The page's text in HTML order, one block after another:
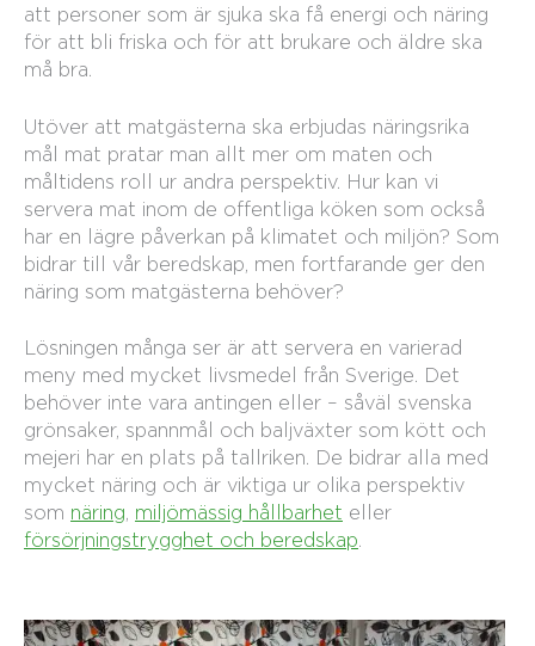
att personer som är sjuka ska få energi och näring
för att bli friska och för att brukare och äldre ska
må bra.
Utöver att matgästerna ska erbjudas näringsrika
mål mat pratar man allt mer om maten och
måltidens roll ur andra perspektiv. Hur kan vi
servera mat inom de offentliga köken som också
har en lägre påverkan på klimatet och miljön? Som
bidrar till vår beredskap, men fortfarande ger den
näring som matgästerna behöver?
Lösningen många ser är att servera en varierad
meny med mycket livsmedel från Sverige. Det
behöver inte vara antingen eller – såväl svenska
grönsaker, spannmål och baljväxter som kött och
mejeri har en plats på tallriken. De bidrar alla med
mycket näring och är viktiga ur olika perspektiv
som näring, miljömässig hållbarhet eller
försörjningstrygghet och beredskap.